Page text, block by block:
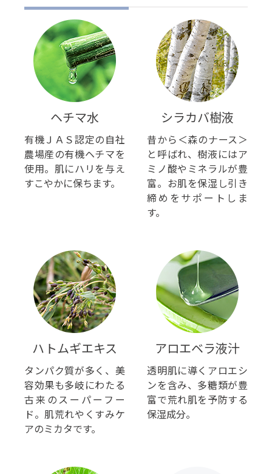
ヘチマ水
有機ＪＡＳ認定の自社
農場産の有機ヘチマを
使用。肌にハリを与え
すこやかに保ちます。
シラカバ樹液
昔から＜森のナース＞
と呼ばれ、樹液にはア
ミノ酸やミネラルが豊
富。お肌を保湿し引き
締めをサポートしま
す。
ハトムギエキス
タンパク質が多く、美
容効果も多岐にわたる
古来のスーパーフー
ド。肌荒れやくすみケ
アのミカタです。
アロエベラ液汁
透明肌に導くアロエシ
ンを含み、多糖類が豊
富で荒れ肌を予防する
保湿成分。